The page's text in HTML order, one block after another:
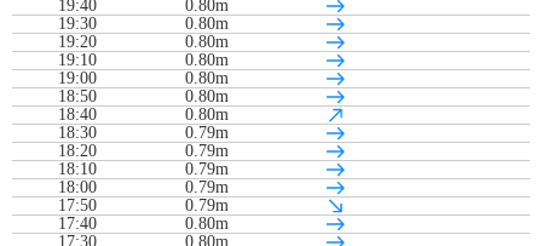
19:40
0.80m
19:30
0.80m
19:20
0.80m
19:10
0.80m
19:00
0.80m
18:50
0.80m
18:40
0.80m
18:30
0.79m
18:20
0.79m
18:10
0.79m
18:00
0.79m
17:50
0.79m
17:40
0.80m
17:30
0.80m